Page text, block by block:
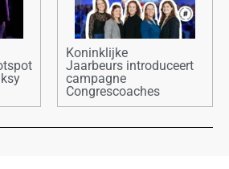
Koninklijke
Jaarbeurs introduceert
campagne
Congrescoaches